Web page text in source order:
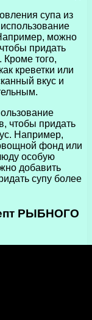
супа из
можно
придать
Кроме того,
креветки или
вкус и
чтобы придать
Например,
фонд или
особую
добавить
супу более
РЫБНОГО